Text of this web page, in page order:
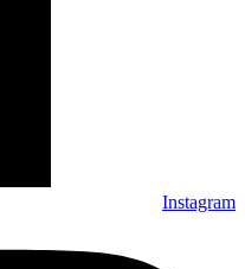
Instagram